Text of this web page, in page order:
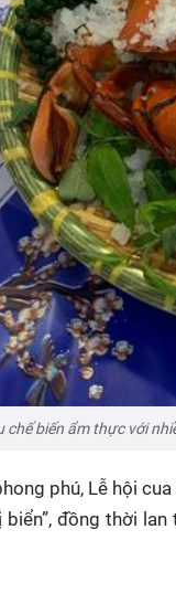
chế biến ẩm thực với
phú, Lễ hội
, đồng thời lan